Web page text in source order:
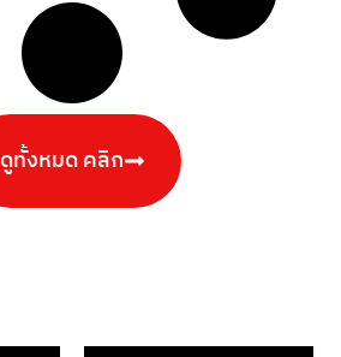
ดูทั้งหมด คลิก